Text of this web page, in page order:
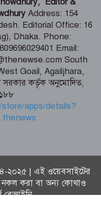
আঞ্চলিক রাসায়নিক
মাদক মামলার জট –
বলা হচ্ছে সরকারকে ৫
হবে না – মির্জা ফখরুল
Address: 154
Editorial Office: 16
Dhaka. Phone:
Email:
South
Goail, Agailjhara,
সরকার কর্তৃক অনুমোদিত,
২০২৫ | এই ওয়েবসাইটের
নকল করা বা অন্য কোথাও
বেআইনি